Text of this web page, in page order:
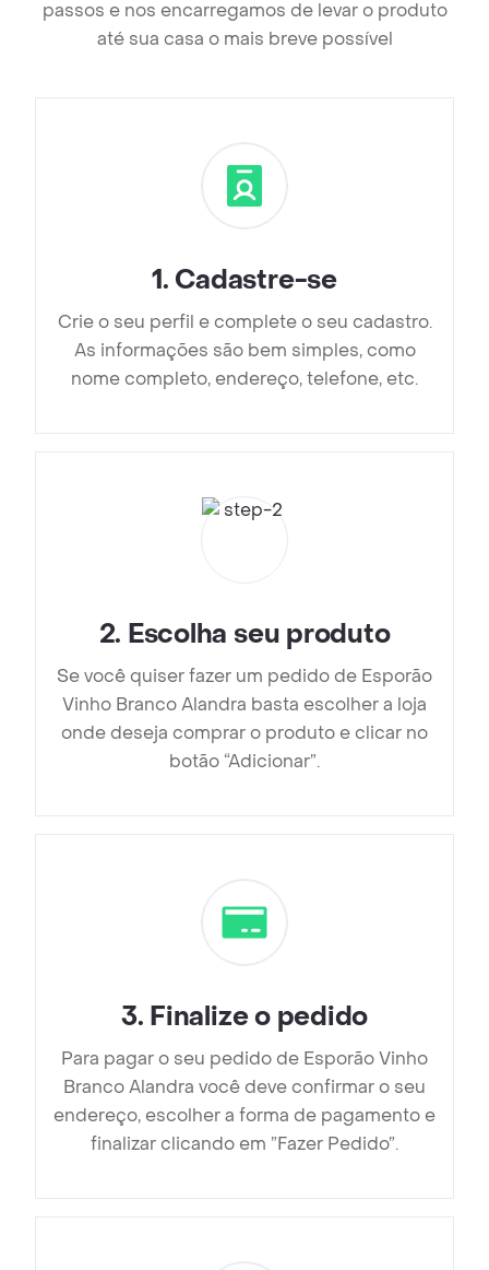
passos e nos encarregamos de levar o produto
até sua casa o mais breve possível
1. Cadastre-se
Crie o seu perfil e complete o seu cadastro.
As informações são bem simples, como
nome completo, endereço, telefone, etc.
2. Escolha seu produto
Se você quiser fazer um pedido de Esporão
Vinho Branco Alandra basta escolher a loja
onde deseja comprar o produto e clicar no
botão “Adicionar”.
3. Finalize o pedido
Para pagar o seu pedido de Esporão Vinho
Branco Alandra você deve confirmar o seu
endereço, escolher a forma de pagamento e
finalizar clicando em ”Fazer Pedido”.